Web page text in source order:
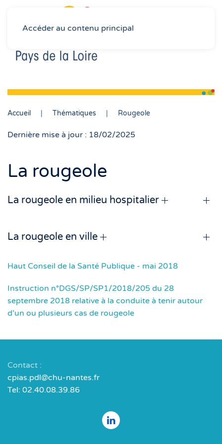
Accéder au contenu principal
Accueil Thématiques Rougeole
Dernière mise à jour : 18/02/2025
La rougeole
La rougeole en milieu hospitalier
La rougeole en ville
Haut Conseil de la Santé Publique - mai 2018
Instruction n°DGS/SP/SP1/2018/205 du 28
septembre 2018 relative à la conduite à tenir autour
d’un ou plusieurs cas de rougeole
Contact :
cpias.pdl@chu-nantes.fr
Tel: 02.40.08.39.86